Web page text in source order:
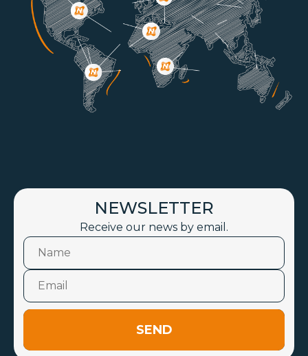
NEWSLETTER
Receive our news by email.
SEND